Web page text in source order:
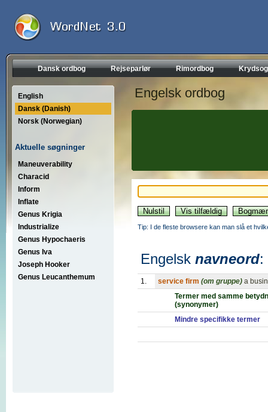
Dansk ordbog Rejseparlør Rimordbog
English
Dansk (Danish)
Norsk (Norwegian)
Aktuelle søgninger
Maneuverability
Characid
Inform
Inflate
Genus Krigia
Industrialize
Genus Hypochaeris
Genus Iva
Joseph Hooker
Genus Leucanthemum
Engelsk ordbog
Tip: I de fleste browsere kan man slå et
Engelsk navneord:
1. service firm (om gruppe) a
Termer med samme
(synonymer)
Mindre specifikke termer